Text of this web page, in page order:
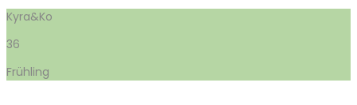
Kyra&Ko
36
Frühling